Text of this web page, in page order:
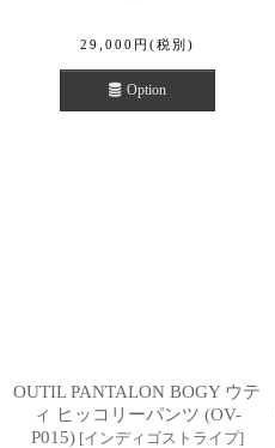
29,000 円 (税別)
Option
OUTIL PANTALON BOGY ウテ
ィ ヒッコリーパンツ (OV-
P015) [インディゴストライプ]